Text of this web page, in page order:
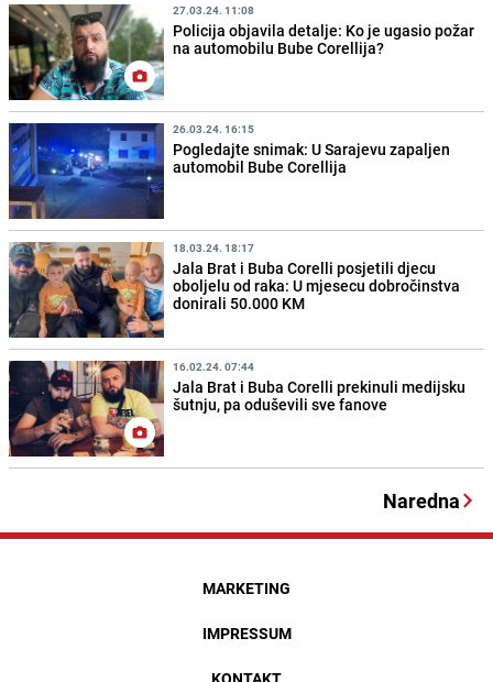
27.03.24. 11:08
Policija objavila detalje: Ko je ugasio požar
na automobilu Bube Corellija?
26.03.24. 16:15
Pogledajte snimak: U Sarajevu zapaljen
automobil Bube Corellija
18.03.24. 18:17
Jala Brat i Buba Corelli posjetili djecu
oboljelu od raka: U mjesecu dobročinstva
donirali 50.000 KM
16.02.24. 07:44
Jala Brat i Buba Corelli prekinuli medijsku
šutnju, pa oduševili sve fanove
Naredna
MARKETING
IMPRESSUM